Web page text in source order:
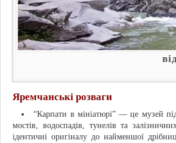
Яремчанські розваги
“Карпати в мініатюрі” — це музей
мостів, водоспадів, тунелів та
ідентичні оригіналу до найменшої